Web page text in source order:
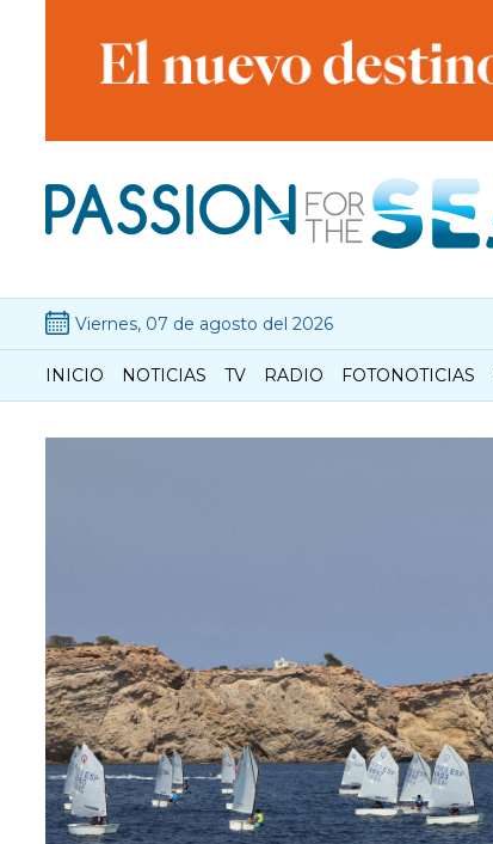
Viernes, 07 de agosto del 2026
INICIO NOTICIAS TV RADIO FOTONOTICIAS